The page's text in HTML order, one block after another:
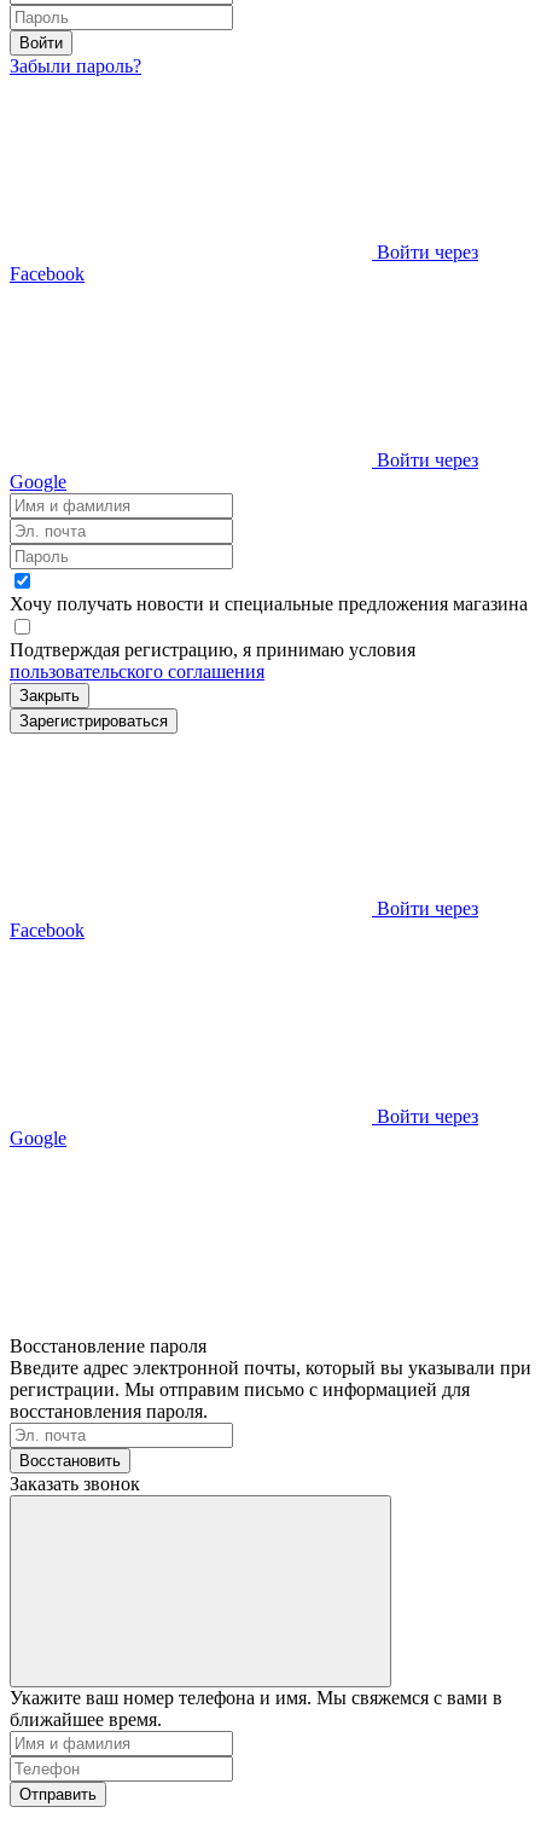
Войти
Забыли пароль?
Войти через
Facebook
Войти через
Google
Хочу получать новости и специальные предложения магазина
Подтверждая регистрацию, я принимаю условия
пользовательского соглашения
Закрыть
Зарегистрироваться
Войти через
Facebook
Войти через
Google
Восстановление пароля
Введите адрес электронной почты, который вы указывали при
регистрации. Мы отправим письмо с информацией для
восстановления пароля.
Восстановить
Заказать звонок
Укажите ваш номер телефона и имя. Мы свяжемся с вами в
ближайшее время.
Отправить